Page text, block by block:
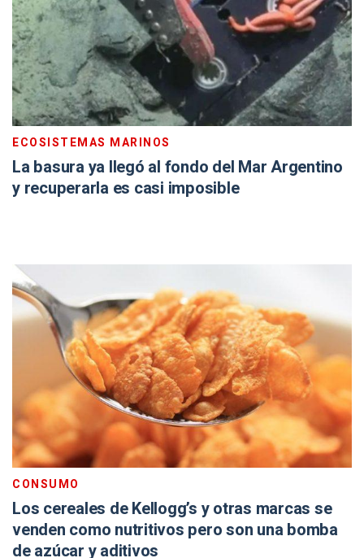
ECOSISTEMAS MARINOS
La basura ya llegó al fondo del Mar Argentino
y recuperarla es casi imposible
CONSUMO
Los cereales de Kellogg’s y otras marcas se
venden como nutritivos pero son una bomba
de azúcar y aditivos